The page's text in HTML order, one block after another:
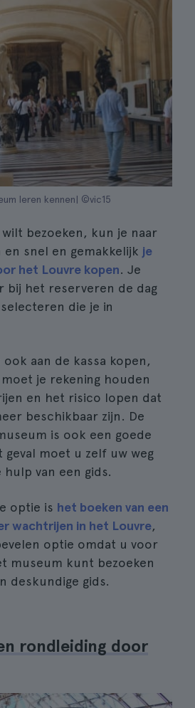
leren kennen| ©vic15
bezoeken, kun je naar
en snel en gemakkelijk je
het Louvre kopen. Je
bij het reserveren de dag
die je in
aan de kassa kopen,
je rekening houden
en het risico lopen dat
beschikbaar zijn. De
is ook een goede
geval moet u zelf uw weg
van een gids.
optie is het boeken van een
wachtrijen in het Louvre,
optie omdat u voor
museum kunt bezoeken
deskundige gids.
rondleiding door